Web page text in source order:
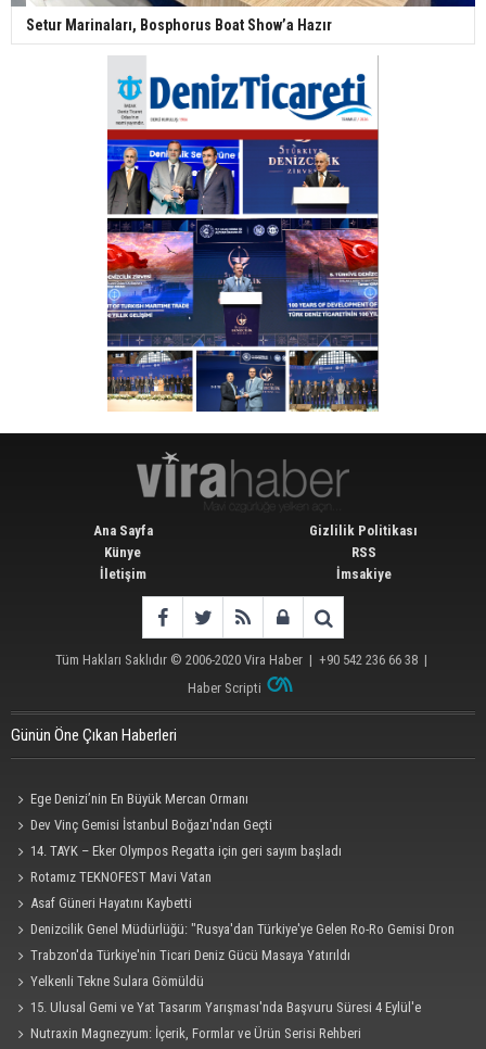
Setur Marinaları, Bosphorus Boat Show’a Hazır
Ana Sayfa
Künye
İletişim
Gizlilik Politikası
RSS
İmsakiye
Tüm Hakları Saklıdır © 2006-2020 Vira Haber | +90 542 236 66 38 |
Haber Scripti
Günün Öne Çıkan Haberleri
Ege Denizi’nin En Büyük Mercan Ormanı
Dev Vinç Gemisi İstanbul Boğazı'ndan Geçti
14. TAYK – Eker Olympos Regatta için geri sayım başladı
Rotamız TEKNOFEST Mavi Vatan
Asaf Güneri Hayatını Kaybetti
Denizcilik Genel Müdürlüğü: "Rusya'dan Türkiye'ye Gelen Ro-Ro Gemisi Dron
Saldırısına Uğradı"
Trabzon'da Türkiye'nin Ticari Deniz Gücü Masaya Yatırıldı
Yelkenli Tekne Sulara Gömüldü
15. Ulusal Gemi ve Yat Tasarım Yarışması'nda Başvuru Süresi 4 Eylül'e
Uzatıldı
Nutraxin Magnezyum: İçerik, Formlar ve Ürün Serisi Rehberi